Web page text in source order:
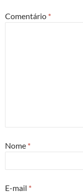
Comentário *
Nome *
E-mail *